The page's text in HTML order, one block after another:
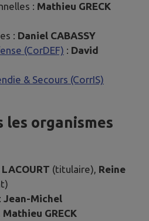
: Mathieu GRECK
: Daniel CABASSY
(CorDEF) : David
& Secours (CorrIS)
les organismes
(titulaire), Reine
: Jean-Michel
Mathieu GRECK